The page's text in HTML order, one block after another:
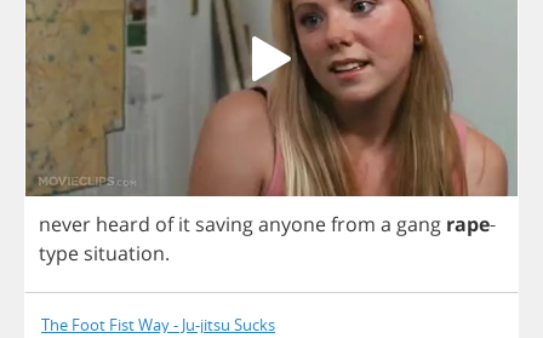
never heard of it savinganyonefrom a gang rape-
type situation.
The Foot Fist Way - Ju-jitsu Sucks